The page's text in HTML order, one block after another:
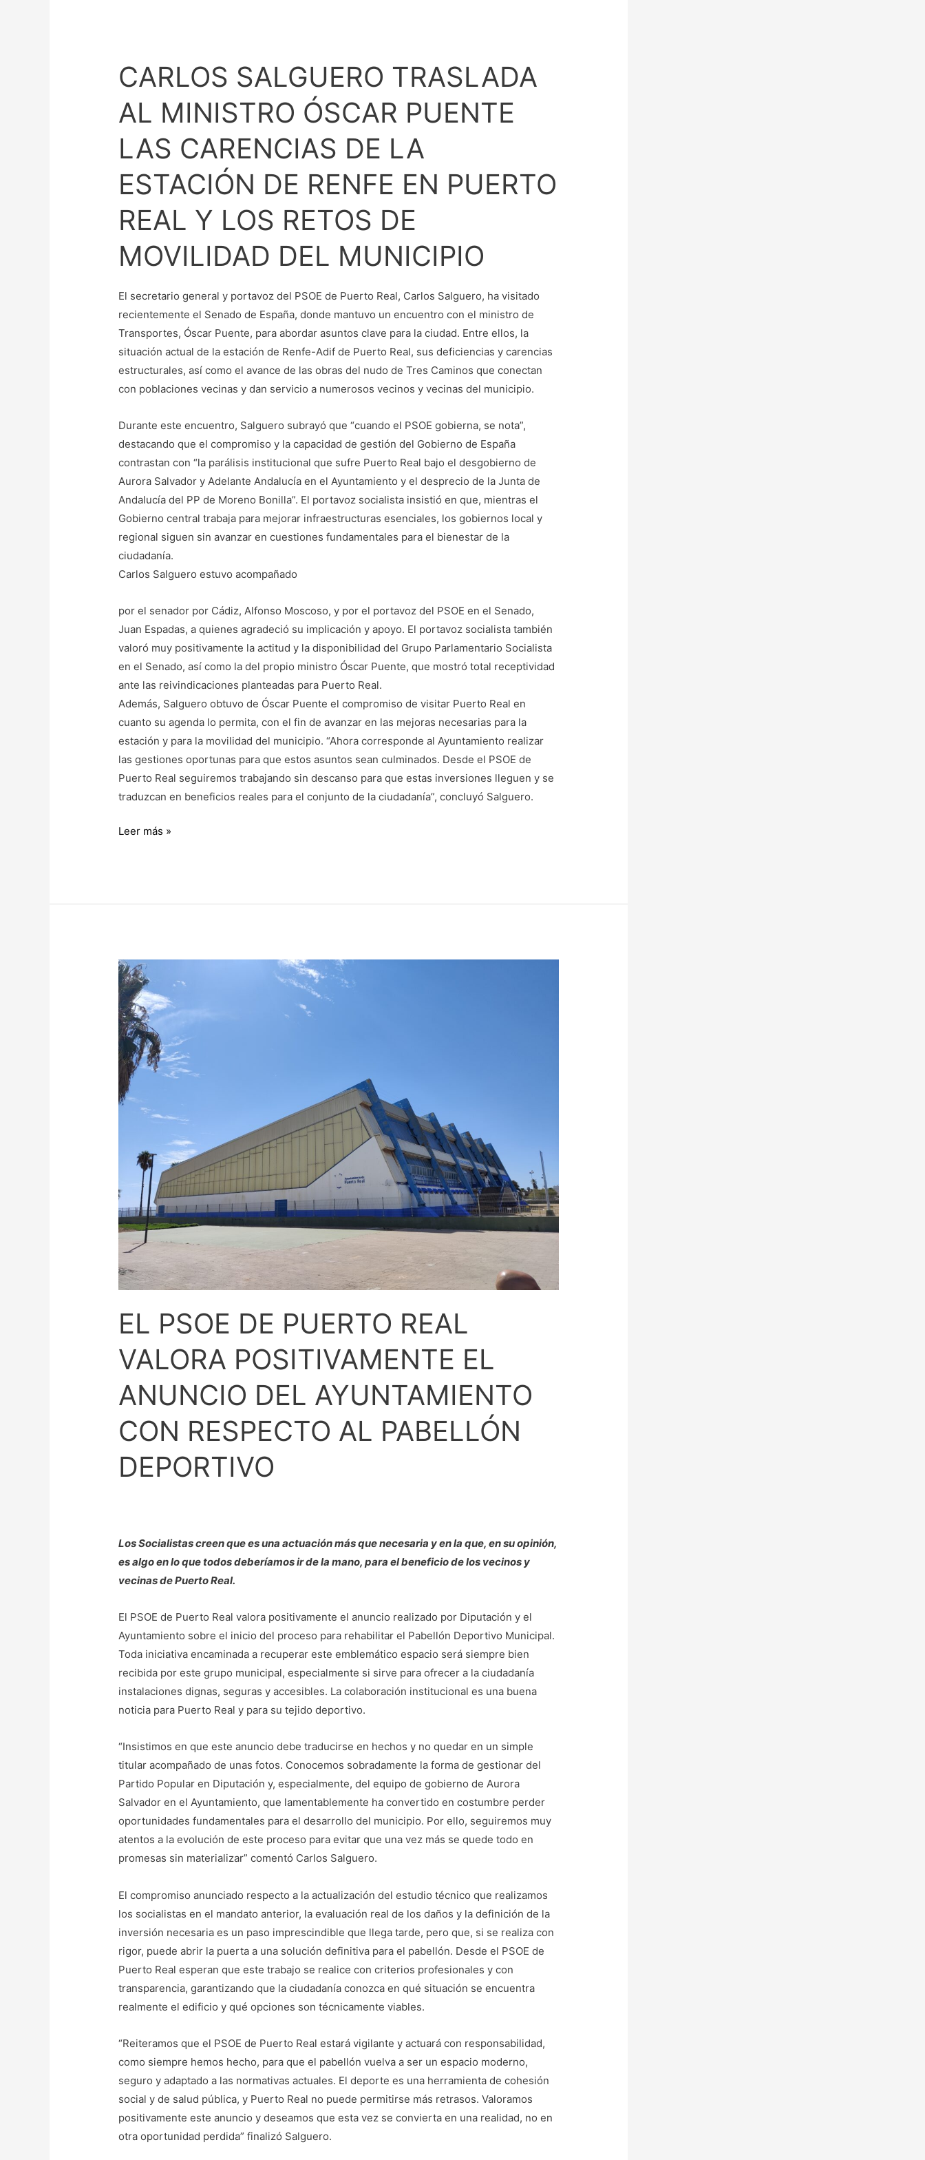
CARLOS SALGUERO TRASLADA
AL MINISTRO ÓSCAR PUENTE
LAS CARENCIAS DE LA
ESTACIÓN DE RENFE EN PUERTO
REAL Y LOS RETOS DE
MOVILIDAD DEL MUNICIPIO
El secretario general y portavoz del PSOE de Puerto Real, Carlos Salguero, ha visitado
recientemente el Senado de España, donde mantuvo un encuentro con el ministro de
Transportes, Óscar Puente, para abordar asuntos clave para la ciudad. Entre ellos, la
situación actual de la estación de Renfe-Adif de Puerto Real, sus deficiencias y carencias
estructurales, así como el avance de las obras del nudo de Tres Caminos que conectan
con poblaciones vecinas y dan servicio a numerosos vecinos y vecinas del municipio.
Durante este encuentro, Salguero subrayó que “cuando el PSOE gobierna, se nota”,
destacando que el compromiso y la capacidad de gestión del Gobierno de España
contrastan con “la parálisis institucional que sufre Puerto Real bajo el desgobierno de
Aurora Salvador y Adelante Andalucía en el Ayuntamiento y el desprecio de la Junta de
Andalucía del PP de Moreno Bonilla”. El portavoz socialista insistió en que, mientras el
Gobierno central trabaja para mejorar infraestructuras esenciales, los gobiernos local y
regional siguen sin avanzar en cuestiones fundamentales para el bienestar de la
ciudadanía.
Carlos Salguero estuvo acompañado
por el senador por Cádiz, Alfonso Moscoso, y por el portavoz del PSOE en el Senado,
Juan Espadas, a quienes agradeció su implicación y apoyo. El portavoz socialista también
valoró muy positivamente la actitud y la disponibilidad del Grupo Parlamentario Socialista
en el Senado, así como la del propio ministro Óscar Puente, que mostró total receptividad
ante las reivindicaciones planteadas para Puerto Real.
Además, Salguero obtuvo de Óscar Puente el compromiso de visitar Puerto Real en
cuanto su agenda lo permita, con el fin de avanzar en las mejoras necesarias para la
estación y para la movilidad del municipio. “Ahora corresponde al Ayuntamiento realizar
las gestiones oportunas para que estos asuntos sean culminados. Desde el PSOE de
Puerto Real seguiremos trabajando sin descanso para que estas inversiones lleguen y se
traduzcan en beneficios reales para el conjunto de la ciudadanía”, concluyó Salguero.
TRASLADA
AL
MINISTRO
ÓSCAR
PUENTE
CARENCIAS
LA
DE
EN
PUERTO
REAL
Y
LOS
RETOS
MOVILIDAD
DEL
MUNICIPIO
Leer más »
EL PSOE DE PUERTO REAL
VALORA POSITIVAMENTE EL
ANUNCIO DEL AYUNTAMIENTO
CON RESPECTO AL PABELLÓN
DEPORTIVO
Los Socialistas creen que es una actuación más que necesaria y en la que, en su opinión,
es algo en lo que todos deberíamos ir de la mano, para el beneficio de los vecinos y
vecinas de Puerto Real.
El PSOE de Puerto Real valora positivamente el anuncio realizado por Diputación y el
Ayuntamiento sobre el inicio del proceso para rehabilitar el Pabellón Deportivo Municipal.
Toda iniciativa encaminada a recuperar este emblemático espacio será siempre bien
recibida por este grupo municipal, especialmente si sirve para ofrecer a la ciudadanía
instalaciones dignas, seguras y accesibles. La colaboración institucional es una buena
noticia para Puerto Real y para su tejido deportivo.
“Insistimos en que este anuncio debe traducirse en hechos y no quedar en un simple
titular acompañado de unas fotos. Conocemos sobradamente la forma de gestionar del
Partido Popular en Diputación y, especialmente, del equipo de gobierno de Aurora
Salvador en el Ayuntamiento, que lamentablemente ha convertido en costumbre perder
oportunidades fundamentales para el desarrollo del municipio. Por ello, seguiremos muy
atentos a la evolución de este proceso para evitar que una vez más se quede todo en
promesas sin materializar” comentó Carlos Salguero.
El compromiso anunciado respecto a la actualización del estudio técnico que realizamos
los socialistas en el mandato anterior, la evaluación real de los daños y la definición de la
inversión necesaria es un paso imprescindible que llega tarde, pero que, si se realiza con
rigor, puede abrir la puerta a una solución definitiva para el pabellón. Desde el PSOE de
Puerto Real esperan que este trabajo se realice con criterios profesionales y con
transparencia, garantizando que la ciudadanía conozca en qué situación se encuentra
realmente el edificio y qué opciones son técnicamente viables.
“Reiteramos que el PSOE de Puerto Real estará vigilante y actuará con responsabilidad,
como siempre hemos hecho, para que el pabellón vuelva a ser un espacio moderno,
seguro y adaptado a las normativas actuales. El deporte es una herramienta de cohesión
social y de salud pública, y Puerto Real no puede permitirse más retrasos. Valoramos
positivamente este anuncio y deseamos que esta vez se convierta en una realidad, no en
otra oportunidad perdida” finalizó Salguero.
EL
PSOE
DE
PUERTO
REAL
VALORA
POSITIVAMENTE
EL
ANUNCIO
AYUNTAMIENTO
CON
RESPECTO
AL
PABELLÓN
DEPORTIVO